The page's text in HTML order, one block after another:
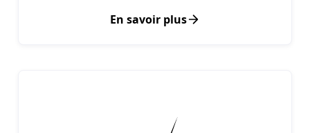
En savoir plus